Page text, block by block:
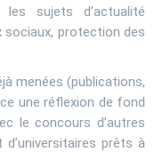
les sujets d’actualité
sociaux, protection des
menées (publications,
une réflexion de fond
le concours d’autres
d’universitaires prêts à